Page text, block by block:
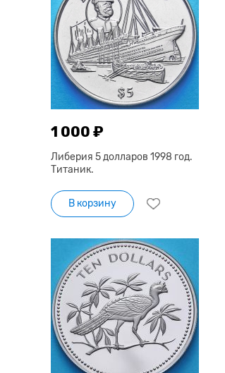
1 000 ₽
Либерия 5 долларов 1998 год.
Титаник.
В корзину